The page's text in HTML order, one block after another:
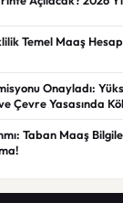
Temel Maaş
Onayladı:
Çevre Yasasında
Taban Maaş